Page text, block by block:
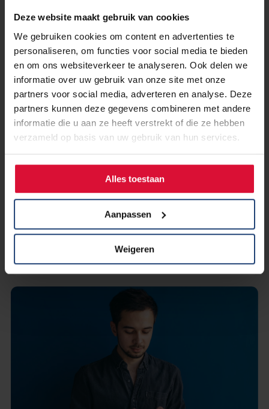
Deze website maakt gebruik van cookies
We gebruiken cookies om content en advertenties te
personaliseren, om functies voor social media te bieden
en om ons websiteverkeer te analyseren. Ook delen we
informatie over uw gebruik van onze site met onze
partners voor social media, adverteren en analyse. Deze
partners kunnen deze gegevens combineren met andere
informatie die u aan ze heeft verstrekt of die ze hebben
verzameld op basis van uw gebruik van hun services.
Alles toestaan
Aanpassen
Weigeren
24 februari 2025
Chatten voor kinderen en jongeren